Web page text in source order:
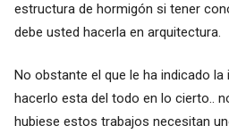
estructura de hormigón si tener
debe usted hacerla en arquitectura.
No obstante el que le ha indicado
hacerlo esta del todo en lo cierto..
hubiese estos trabajos necesitan